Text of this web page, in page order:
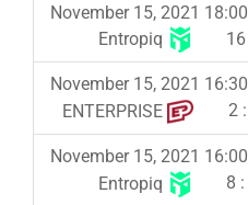
November 15, 2021 18:00
Entropiq
16
November 15, 2021 16:30
ENTERPRISE
2 :
November 15, 2021 16:00
Entropiq
8 :